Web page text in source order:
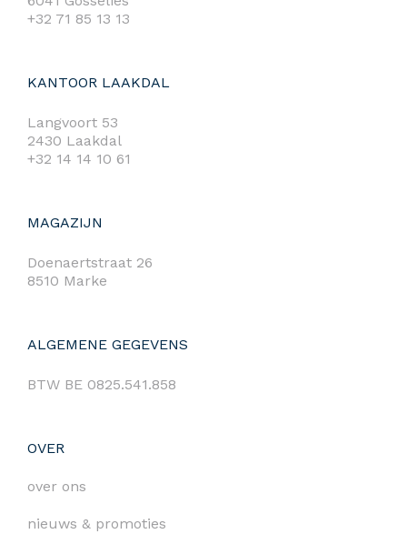
+32 71 85 13 13
KANTOOR LAAKDAL
Langvoort 53
2430 Laakdal
+32 14 14 10 61
MAGAZIJN
Doenaertstraat 26
8510 Marke
ALGEMENE GEGEVENS
BTW BE 0825.541.858
OVER
over ons
nieuws & promoties